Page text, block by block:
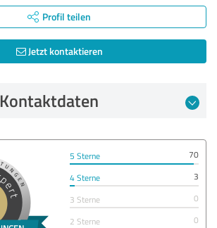
Profil teilen
Jetzt kontaktieren
Kontaktdaten
5 Sterne
70
4 Sterne
3
3 Sterne
0
2 Sterne
0